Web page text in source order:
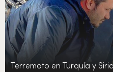
Terremoto en Turquía y